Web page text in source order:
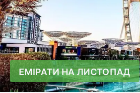
ЕМІРАТИ НА ЛИСТОПАД